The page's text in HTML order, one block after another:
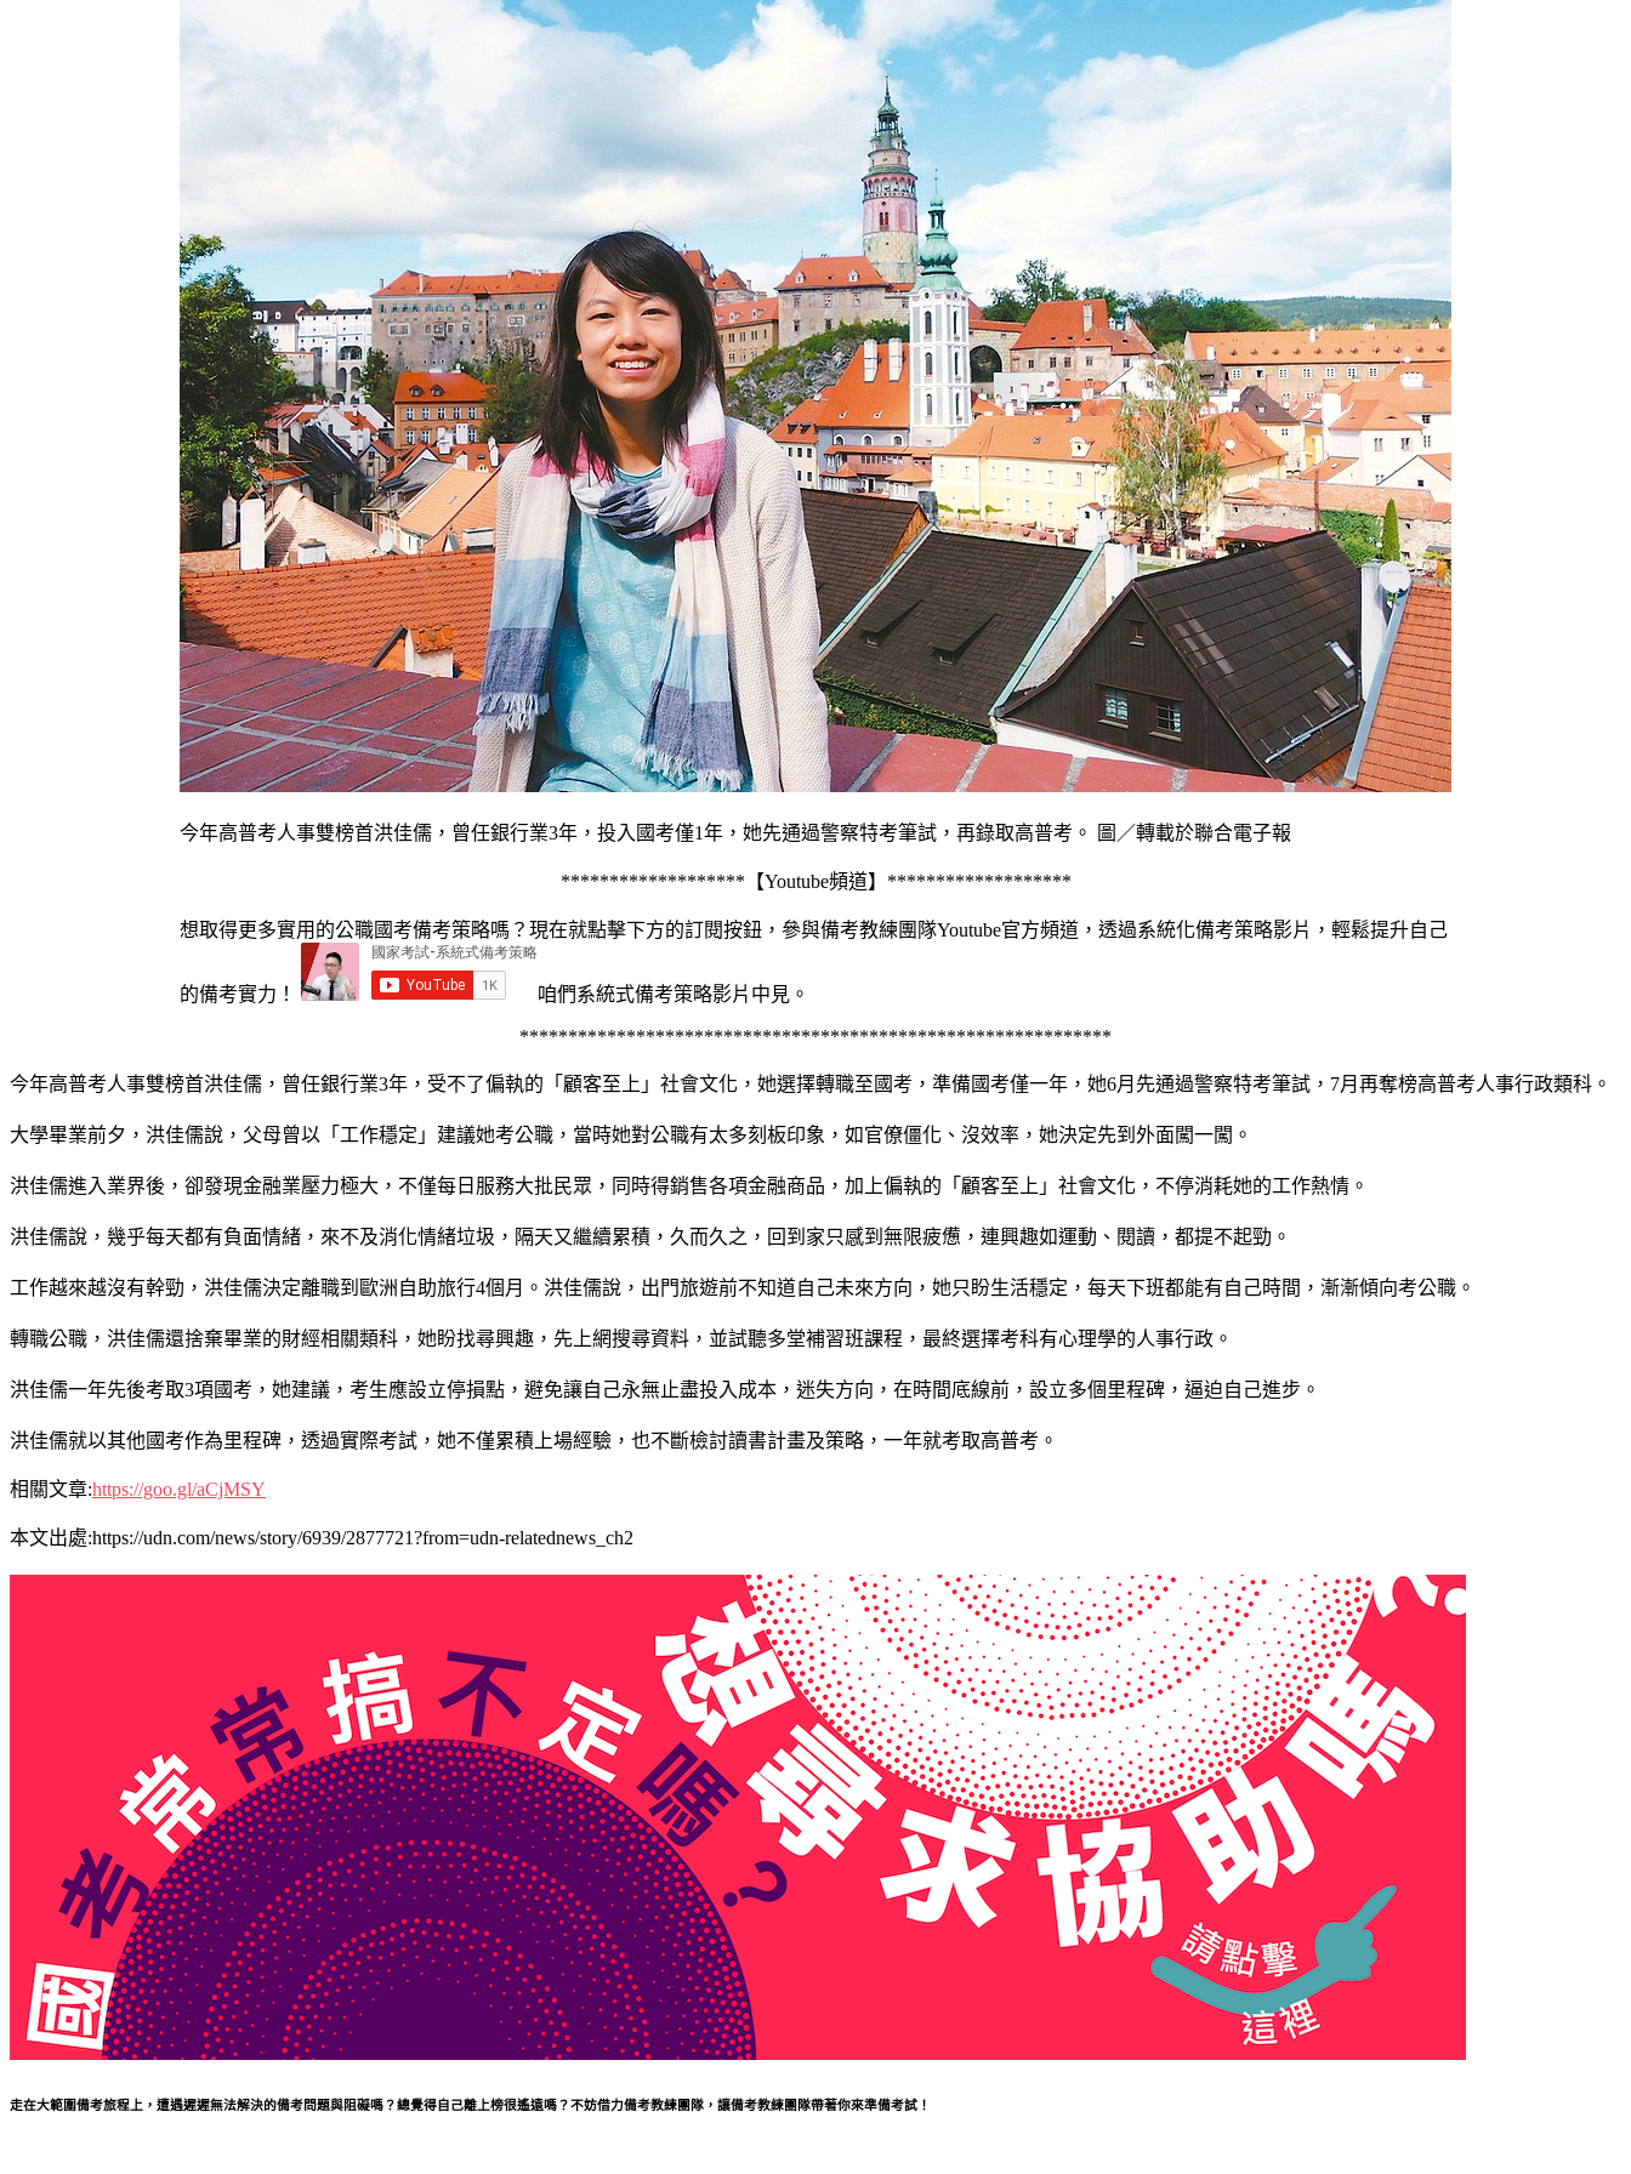
今年高普考人事雙榜首洪佳儒，曾任銀行業3年，投入國考僅1年，她先通過警察特考筆試，再錄取高普考。 圖／轉載於聯合電子報
*******************【Youtube頻道】*******************
想取得更多實用的公職國考備考策略嗎？現在就點擊下方的訂閱按鈕，參與備考教練團隊Youtube官方頻道，透過系統化備考策略影片，輕鬆提升自己
的備考實力！ 咱們系統式備考策略影片中見。
*************************************************************
今年高普考人事雙榜首洪佳儒，曾任銀行業3年，受不了偏執的「顧客至上」社會文化，她選擇轉職至國考，準備國考僅一年，她6月先通過警察特考筆試，7月再奪榜高普考人事行政類科。
大學畢業前夕，洪佳儒說，父母曾以「工作穩定」建議她考公職，當時她對公職有太多刻板印象，如官僚僵化、沒效率，她決定先到外面闖一闖。
洪佳儒進入業界後，卻發現金融業壓力極大，不僅每日服務大批民眾，同時得銷售各項金融商品，加上偏執的「顧客至上」社會文化，不停消耗她的工作熱情。
洪佳儒說，幾乎每天都有負面情緒，來不及消化情緒垃圾，隔天又繼續累積，久而久之，回到家只感到無限疲憊，連興趣如運動、閱讀，都提不起勁。
工作越來越沒有幹勁，洪佳儒決定離職到歐洲自助旅行4個月。洪佳儒說，出門旅遊前不知道自己未來方向，她只盼生活穩定，每天下班都能有自己時間，漸漸傾向考公職。
轉職公職，洪佳儒還捨棄畢業的財經相關類科，她盼找尋興趣，先上網搜尋資料，並試聽多堂補習班課程，最終選擇考科有心理學的人事行政。
洪佳儒一年先後考取3項國考，她建議，考生應設立停損點，避免讓自己永無止盡投入成本，迷失方向，在時間底線前，設立多個里程碑，逼迫自己進步。
洪佳儒就以其他國考作為里程碑，透過實際考試，她不僅累積上場經驗，也不斷檢討讀書計畫及策略，一年就考取高普考。
相關文章:https://goo.gl/aCjMSY
本文出處:https://udn.com/news/story/6939/2877721?from=udn-relatednews_ch2
走在大範圍備考旅程上， 遭遇遲遲無法解決的備考問題與阻礙嗎？總覺得自己離上榜很遙遠嗎？不妨借力備考教練團隊，讓備考教練團隊帶著你來準備考試！